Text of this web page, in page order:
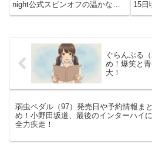
night公式スピンオフの温かな物
語とレシピの魅力を紹介します。
15日
ころ
ぐらんぶる
め！爆笑と
大！
弱虫ペダル（97）発売日や予約情報まと
め！小野田坂道、最後のインターハイに
全力疾走！